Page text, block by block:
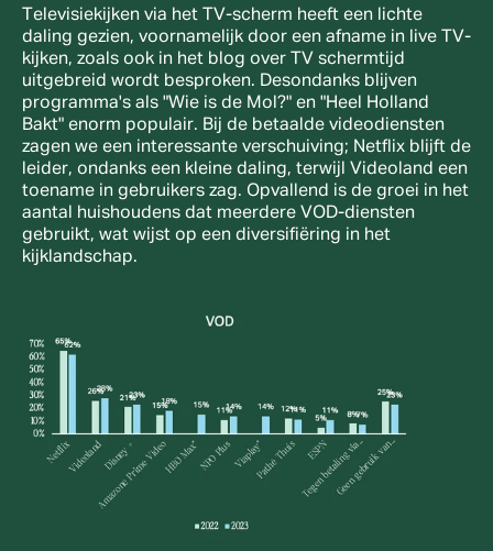
Televisiekijken via het TV-scherm heeft een lichte
daling gezien, voornamelijk door een afname in live TV-
kijken, zoals ook in het blog over TV schermtijd
uitgebreid wordt besproken. Desondanks blijven
programma's als "Wie is de Mol?" en "Heel Holland
Bakt" enorm populair. Bij de betaalde videodiensten
zagen we een interessante verschuiving; Netflix blijft de
leider, ondanks een kleine daling, terwijl Videoland een
toename in gebruikers zag. Opvallend is de groei in het
aantal huishoudens dat meerdere VOD-diensten
gebruikt, wat wijst op een diversifiëring in het
kijklandschap.